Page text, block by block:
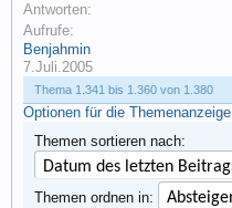
Antworten:
Aufrufe:
Benjahmin
7.Juli.2005
Thema 1.341 bis 1.360 von 1.380
Optionen für die Themenanzeige
Themen sortieren nach:
Themen ordnen in: